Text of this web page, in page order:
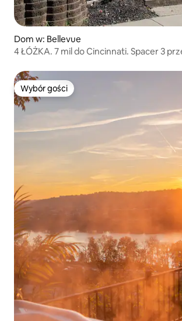
Dom w: Bellevue
4 ŁÓŻKA. 7 mil do Cincinnati. Spacer 3
Wybór gości
Wybór gości